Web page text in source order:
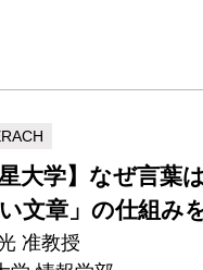
星大学】なぜ言
い文章」の仕組み
准教授